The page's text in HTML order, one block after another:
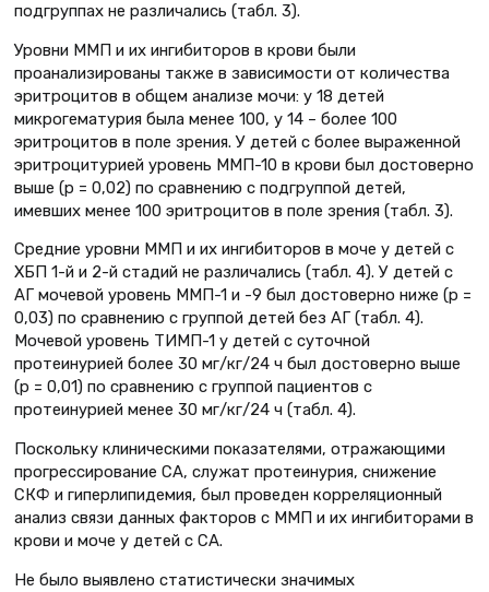
подгруппах не различались (табл. 3).
Уровни ММП и их ингибиторов в крови были
проанализированы также в зависимости от количества
эритроцитов в общем анализе мочи: у 18 детей
микрогематурия была менее 100, у 14 – более 100
эритроцитов в поле зрения. У детей с более выраженной
эритроцитурией уровень ММП-10 в крови был достоверно
выше (р = 0,02) по сравнению с подгруппой детей,
имевших менее 100 эритроцитов в поле зрения (табл. 3).
Средние уровни ММП и их ингибиторов в моче у детей с
ХБП 1-й и 2-й стадий не различались (табл. 4). У детей с
АГ мочевой уровень ММП-1 и -9 был достоверно ниже (р =
0,03) по сравнению с группой детей без АГ (табл. 4).
Мочевой уровень ТИМП-1 у детей с суточной
протеинурией более 30 мг/кг/24 ч был достоверно выше
(р = 0,01) по сравнению с группой пациентов с
протеинурией менее 30 мг/кг/24 ч (табл. 4).
Поскольку клиническими показателями, отражающими
прогрессирование СА, служат протеинурия, снижение
СКФ и гиперлипидемия, был проведен корреляционный
анализ связи данных факторов с ММП и их ингибиторами в
крови и моче у детей с СА.
Не было выявлено статистически значимых